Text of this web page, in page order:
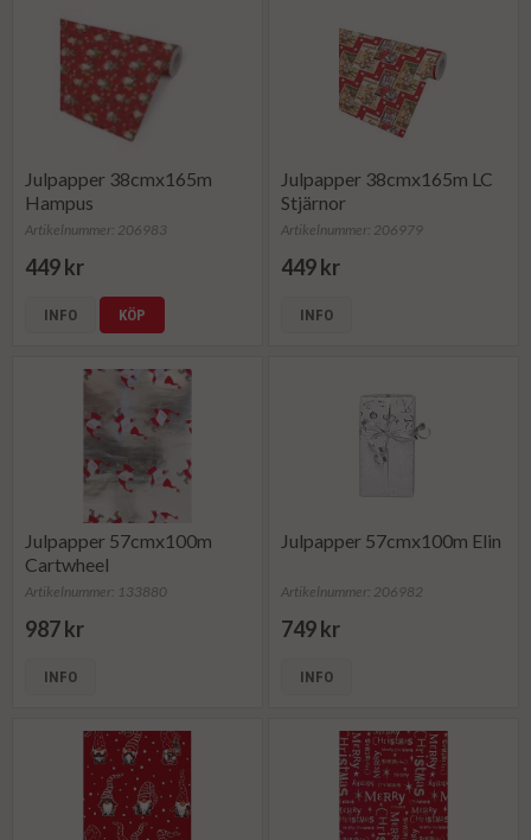
Julpapper 38cmx165m
Hampus
Artikelnummer: 206983
449 kr
INFO KÖP
Julpapper 38cmx165m LC
Stjärnor
Artikelnummer: 206979
449 kr
INFO
Julpapper 57cmx100m
Cartwheel
Artikelnummer: 133880
987 kr
INFO
Julpapper 57cmx100m Elin
Artikelnummer: 206982
749 kr
INFO